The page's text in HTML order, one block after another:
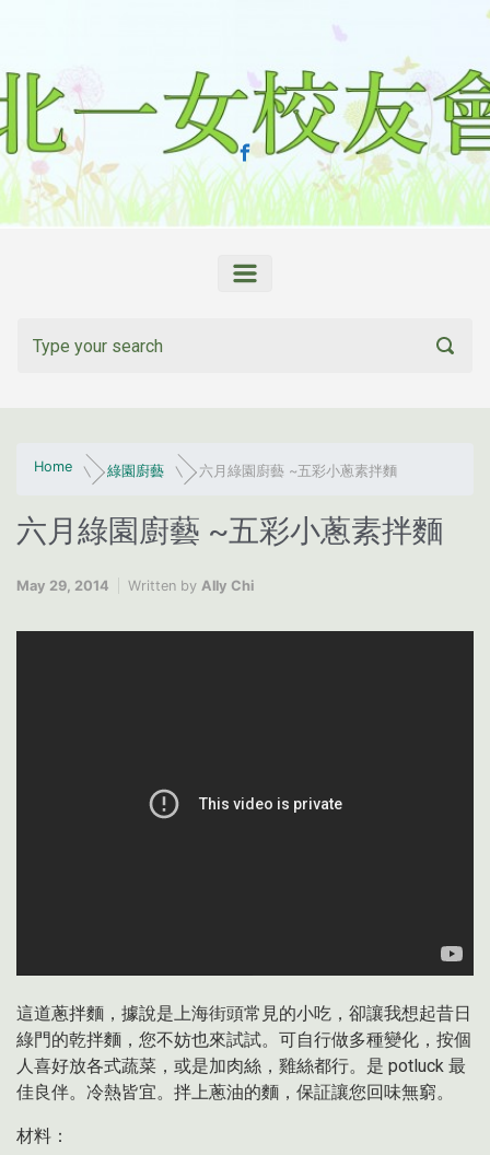
Home 綠園廚藝 六月綠園廚藝 ~五彩小蔥素拌麵
六月綠園廚藝 ~五彩小蔥素拌麵
May 29, 2014 Written by Ally Chi
這道蔥拌麵，據說是上海街頭常見的小吃，卻讓我想起昔日
綠門的乾拌麵，您不妨也來試試。可自行做多種變化，按個
人喜好放各式蔬菜，或是加肉絲，雞絲都行。是 potluck 最
佳良伴。冷熱皆宜。拌上蔥油的麵，保証讓您回味無窮。
材料：